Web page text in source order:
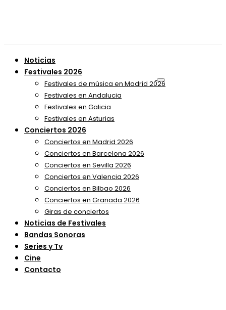
Noticias
Festivales 2026
Festivales de música en Madrid 2026
Festivales en Andalucia
Festivales en Galicia
Festivales en Asturias
Conciertos 2026
Conciertos en Madrid 2026
Conciertos en Barcelona 2026
Conciertos en Sevilla 2026
Conciertos en Valencia 2026
Conciertos en Bilbao 2026
Conciertos en Granada 2026
Giras de conciertos
Noticias de Festivales
Bandas Sonoras
Series y Tv
Cine
Contacto